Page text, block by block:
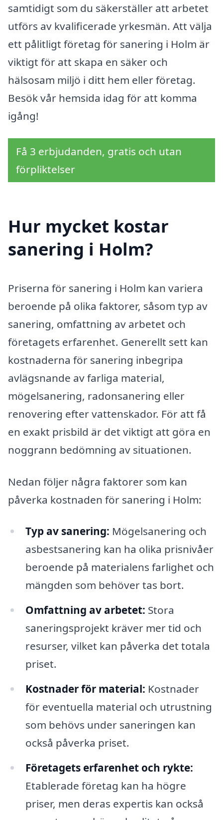
samtidigt som du säkerställer att arbetet
utförs av kvalificerade yrkesmän. Att välja
ett pålitligt företag för sanering i Holm är
viktigt för att skapa en säker och
hälsosam miljö i ditt hem eller företag.
Besök vår hemsida idag för att komma
igång!
Få 3 erbjudanden, gratis och utan
förpliktelser
Hur mycket kostar
sanering i Holm?
Priserna för sanering i Holm kan variera
beroende på olika faktorer, såsom typ av
sanering, omfattning av arbetet och
företagets erfarenhet. Generellt sett kan
kostnaderna för sanering inbegripa
avlägsnande av farliga material,
mögelsanering, radonsanering eller
renovering efter vattenskador. För att få
en exakt prisbild är det viktigt att göra en
noggrann bedömning av situationen.
Nedan följer några faktorer som kan
påverka kostnaden för sanering i Holm:
Typ av sanering: Mögelsanering och
asbestsanering kan ha olika prisnivåer
beroende på materialens farlighet och
mängden som behöver tas bort.
Omfattning av arbetet: Stora
saneringsprojekt kräver mer tid och
resurser, vilket kan påverka det totala
priset.
Kostnader för material: Kostnader
för eventuella material och utrustning
som behövs under saneringen kan
också påverka priset.
Företagets erfarenhet och rykte:
Etablerade företag kan ha högre
priser, men deras expertis kan också